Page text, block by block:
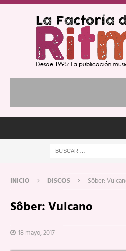
INICIO DISCOS Sôber:
Sôber: Vulcano
18 mayo, 2017